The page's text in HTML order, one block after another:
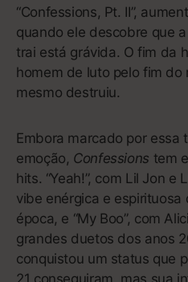
estrelas da Disney. Então
Heroine , seu álbum de
compositora
O’Connor, preferiu ir por
com um vocal comedido,
realidade de adolescentes
faixa, “Tennis Court”, que
you think that it’s boring
tradução livre: “Você não
pessoas falam?”].